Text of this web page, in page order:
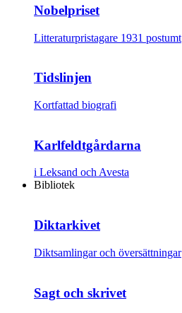
Nobelpriset
Litteraturpristagare 1931 postumt
Tidslinjen
Kortfattad biografi
Karlfeldtgårdarna
i Leksand och Avesta
Bibliotek
Diktarkivet
Diktsamlingar och översättningar
Sagt och skrivet